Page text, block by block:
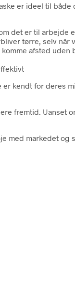
er ideel til
det er til arbejde
tørre, selv når
komme afsted uden
kendt for deres
fremtid.
med markedet